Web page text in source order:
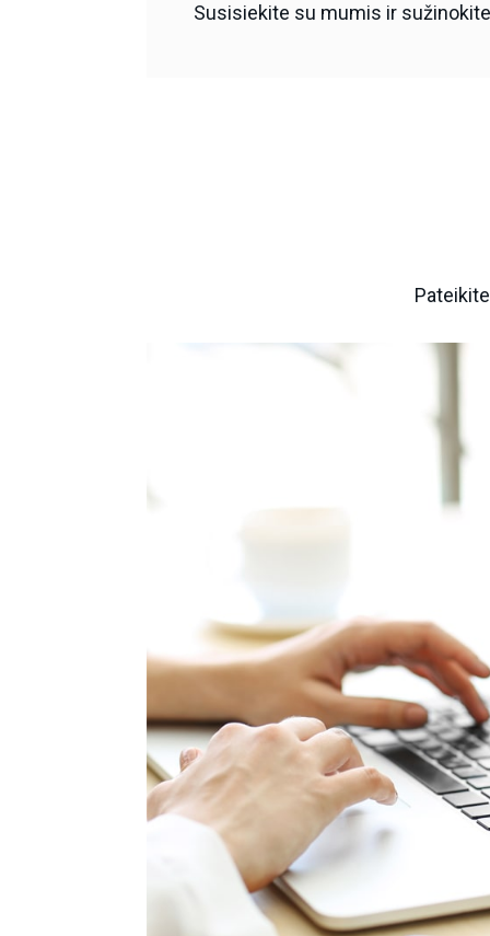
Susisiekite su mumis ir